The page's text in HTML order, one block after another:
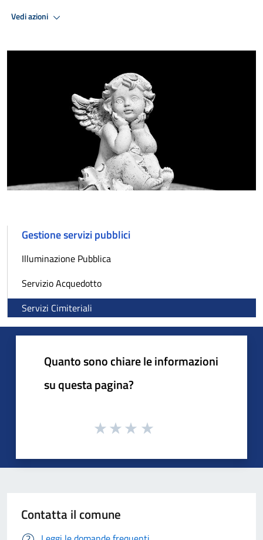
Vedi azioni
Gestione servizi pubblici
Illuminazione Pubblica
Servizio Acquedotto
Servizi Cimiteriali
Quanto sono chiare le informazioni
su questa pagina?
Contatta il comune